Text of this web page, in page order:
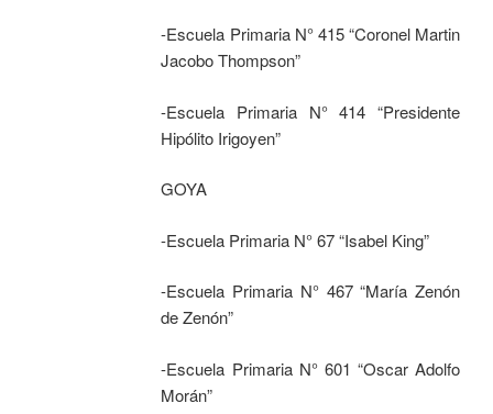
-Escuela Primaria N° 415 “Coronel Martin
Jacobo Thompson”
-Escuela Primaria N° 414 “Presidente
Hipólito Irigoyen”
GOYA
-Escuela Primaria N° 67 “Isabel King”
-Escuela Primaria N° 467 “María Zenón
de Zenón”
-Escuela Primaria N° 601 “Oscar Adolfo
Morán”